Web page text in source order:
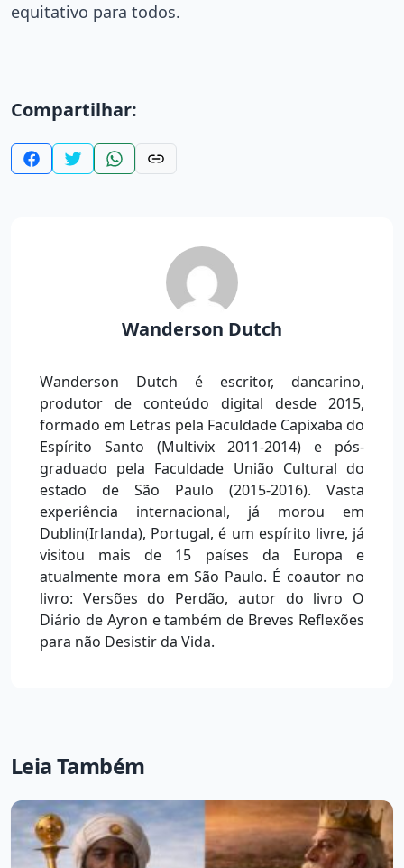
equitativo para todos.
Compartilhar:
Wanderson Dutch
Wanderson Dutch é escritor, dancarino,
produtor de conteúdo digital desde 2015,
formado em Letras pela Faculdade Capixaba do
Espírito Santo (Multivix 2011-2014) e pós-
graduado pela Faculdade União Cultural do
estado de São Paulo (2015-2016). Vasta
experiência internacional, já morou em
Dublin(Irlanda), Portugal, é um espírito livre, já
visitou mais de 15 países da Europa e
atualmente mora em São Paulo. É coautor no
livro: Versões do Perdão, autor do livro O
Diário de Ayron e também de Breves Reflexões
para não Desistir da Vida.
Leia Também